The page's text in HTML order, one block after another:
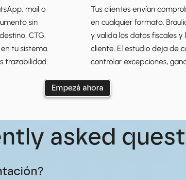
mail o
sin
CTG,
tu sistema.
trazabilidad.
Tus clientes envían
en cualquier formato.
y valida los datos fiscales
cliente. El estudio deja de
controlar excepciones,
Empezá ahora
asked